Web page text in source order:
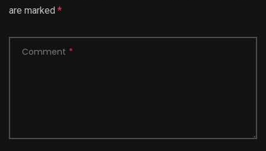
are marked *
Comment *